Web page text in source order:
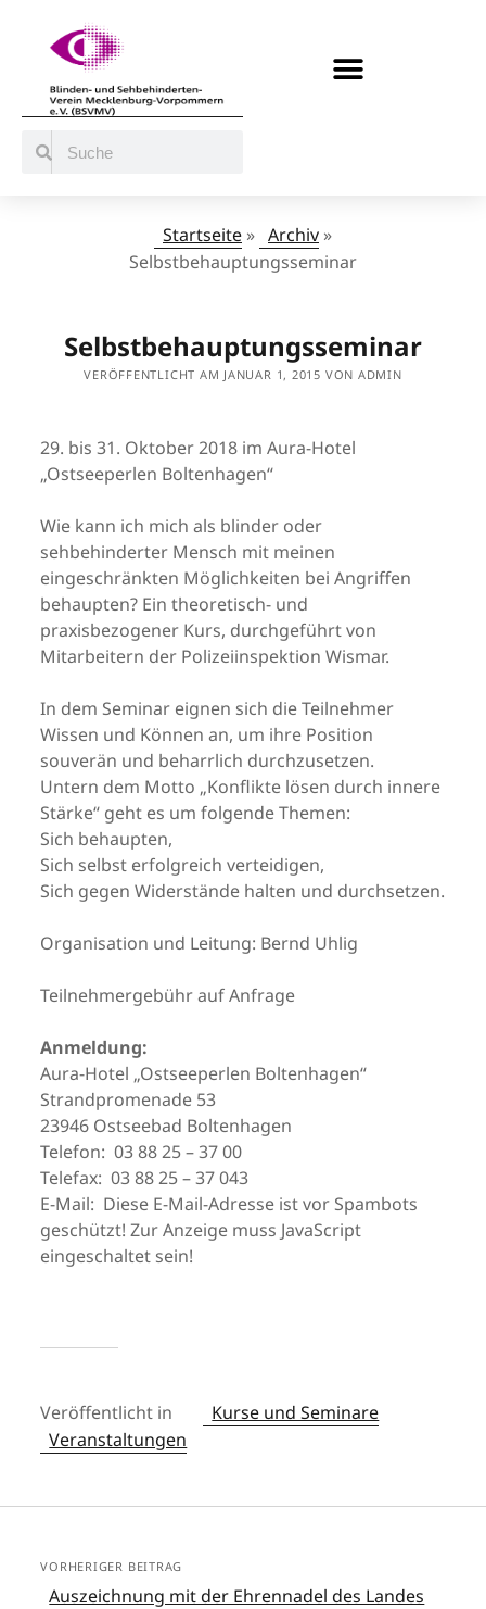
Startseite » Archiv »
Selbstbehauptungsseminar
Selbstbehauptungsseminar
VERÖFFENTLICHT AM JANUAR 1, 2015 VON ADMIN
29. bis 31. Oktober 2018 im Aura-Hotel
„Ostseeperlen Boltenhagen“
Wie kann ich mich als blinder oder
sehbehinderter Mensch mit meinen
eingeschränkten Möglichkeiten bei Angriffen
behaupten? Ein theoretisch- und
praxisbezogener Kurs, durchgeführt von
Mitarbeitern der Polizeiinspektion Wismar.
In dem Seminar eignen sich die Teilnehmer
Wissen und Können an, um ihre Position
souverän und beharrlich durchzusetzen.
Untern dem Motto „Konflikte lösen durch innere
Stärke“ geht es um folgende Themen:
Sich behaupten,
Sich selbst erfolgreich verteidigen,
Sich gegen Widerstände halten und durchsetzen.
Organisation und Leitung: Bernd Uhlig
Teilnehmergebühr auf Anfrage
Anmeldung:
Aura-Hotel „Ostseeperlen Boltenhagen“
Strandpromenade 53
23946 Ostseebad Boltenhagen
Telefon: 03 88 25 – 37 00
Telefax: 03 88 25 – 37 043
E-Mail: Diese E-Mail-Adresse ist vor Spambots
geschützt! Zur Anzeige muss JavaScript
eingeschaltet sein!
Veröffentlicht in
Kurse und Seminare
Veranstaltungen
VORHERIGER BEITRAG
Auszeichnung mit der Ehrennadel des Landes